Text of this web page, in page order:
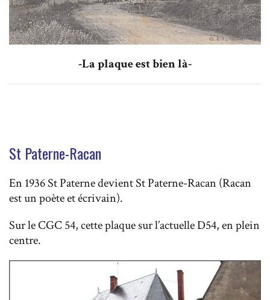
-La plaque est bien là-
St Paterne-Racan
En 1936 St Paterne devient St Paterne-Racan (Racan
est un poète et écrivain).
Sur le CGC 54, cette plaque sur l’actuelle D54, en plein
centre.